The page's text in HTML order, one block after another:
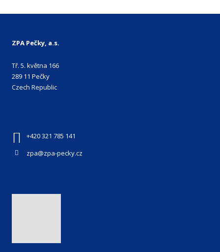
ZPA Pečky, a.s.
Tř. 5. května 166
289 11 Pečky
Czech Republic
+420 321 785 141
zpa@zpa-pecky.cz